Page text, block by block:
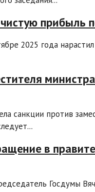
прибыль
2025 года
санкции против
в
Госдумы